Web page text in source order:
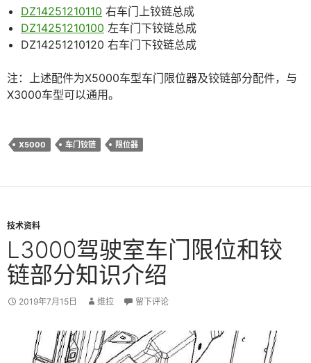
DZ14251210110 右车门上铰链总成
DZ14251210100 左车门下铰链总成
DZ14251210120 右车门下铰链总成
注：上述配件为X5000车型车门限位器及铰链部分配件，与
X3000车型可以通用。
X5000 车门铰链 限位器
技术资料
L3000驾驶室车门限位和铰
链部分知识介绍
2019年7月15日 维拉 留下评论